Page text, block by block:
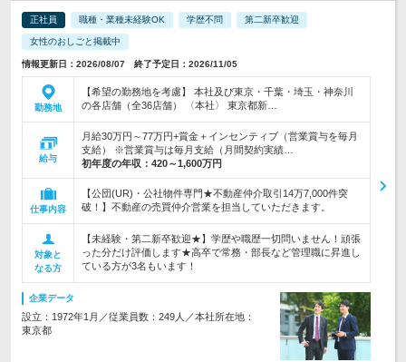
正社員 職種・業種未経験OK 学歴不問 第二新卒歓迎
女性のおしごと掲載中
情報更新日：2026/08/07 終了予定日：2026/11/05
勤務地
【希望の勤務地を考慮】 本社及び東京・千葉・埼玉・神奈川
の各店舗（全36店舗） 〈本社〉 東京都新…
給与
月給30万円～77万円+賞金＋インセンティブ（営業賞与を毎月
支給） ※営業賞与は毎月支給（月間契約実績…
初年度の年収： 420～1,600万円
仕事内容
【公団(UR)・公社物件専門★不動産仲介取引14万7,000件突
破！】不動産の売買仲介営業を担当していただきます。
対象と
なる方
【未経験・第二新卒歓迎★】学歴や職歴一切問いません！頑張
った分だけ評価します★高卒で常務・部長など管理職に昇進し
ている方が3名もいます！
企業データ
設立：1972年1月／従業員数：249人／本社所在地：
東京都